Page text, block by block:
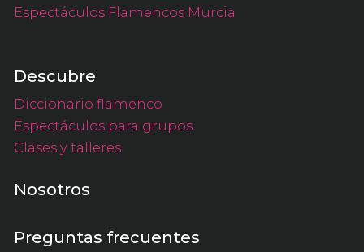
Espectáculos Flamencos Murcia
Descubre
Diccionario flamenco
Espectáculos para grupos
Clases y talleres
Nosotros
Preguntas frecuentes